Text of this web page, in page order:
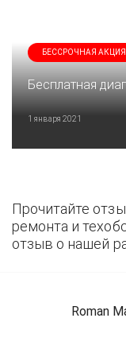
БЕССРОЧНАЯ АКЦИЯ
Бесплатная
1 января 2021
Прочитайте
ремонта и
отзыв о нашей
Roman